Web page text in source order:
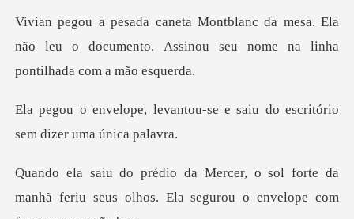
esa. Ela
não leu o documento. Assinou seu n
tou-se e saiu do escritório
l forte da
manhã feriu seus olhos. Ela se